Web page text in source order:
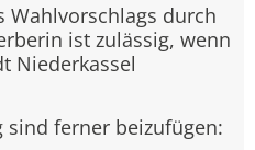
Wahlvorschlags durch
ist zulässig, wenn
Niederkassel
sind ferner beizufügen: